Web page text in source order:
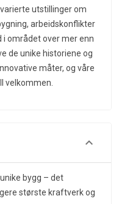
utstillinger om
arbeidskonflikter
området over mer enn
de unike historiene og
måter, og våre
velkommen.
bygg – det
største kraftverk og